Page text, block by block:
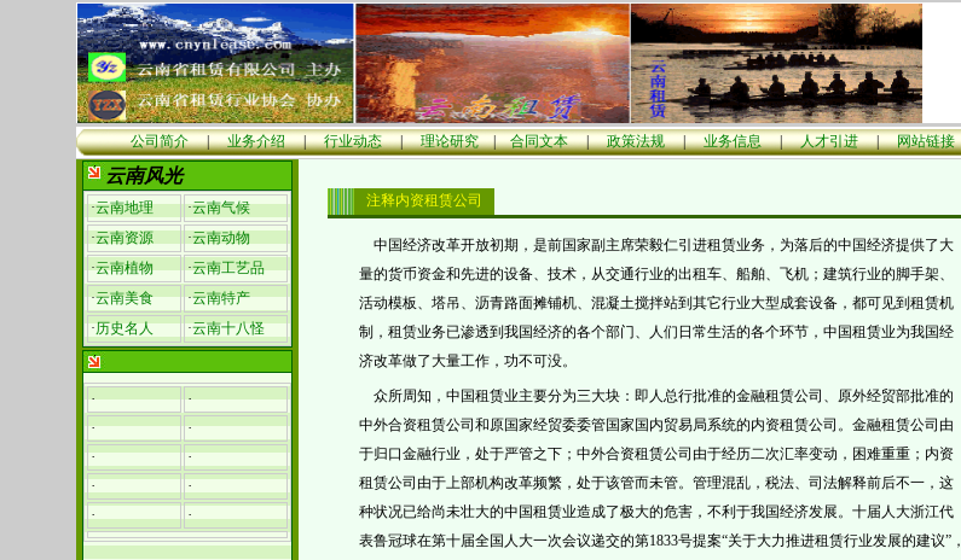
公司简介|业务介绍|行业动态|理论研究|合同文本|政策法规|业务信息|人才引进|网站链接
云南风光
·云南地理 ·云南气候
·云南资源 ·云南动物
·云南植物 ·云南工艺品
·云南美食 ·云南特产
·历史名人 ·云南十八怪
·
·
·
·
·
·
·
·
·
·
注释内资租赁公司
中国经济改革开放初期，是前国家副主席荣毅仁引进租赁业务，为落后的中国经济提供了大
量的货币资金和先进的设备、技术，从交通行业的出租车、船舶、飞机；建筑行业的脚手架、
活动模板、塔吊、沥青路面摊铺机、混凝土搅拌站到其它行业大型成套设备，都可见到租赁机
制，租赁业务已渗透到我国经济的各个部门、人们日常生活的各个环节，中国租赁业为我国经
济改革做了大量工作，功不可没。
众所周知，中国租赁业主要分为三大块： 即人总行批准的金融租赁公司、原外经贸部批准的
中外合资租赁公司和原国家经贸委委管国家国内贸易局系统的内资租赁公司。金融租赁公司由
于归口金融行业，处于严管之下；中外合资租赁公司由于经历二次汇率变动，困难重重；内资
租赁公司由于上部机构改革频繁，处于该管而未管。管理混乱，税法、司法解释前后不一，这
种状况已给尚未壮大的中国租赁业造成了极大的危害，不利于我国经济发展。 十届人大浙江代
表鲁冠球在第十届全国人大一次会议递交的第1833号提案“关于大力推进租赁行业发展的建议”，